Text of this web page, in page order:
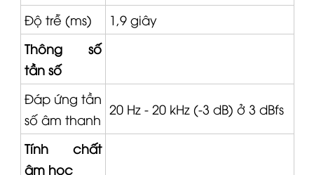
Độ trễ (ms)
1,9 giây
Thông số
tần số
Đáp ứng tần
số âm thanh
20 Hz - 20 kHz (-3 dB) ở 3 dBfs
Tính chất
âm học